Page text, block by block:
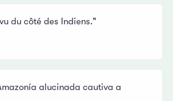
du côté des Indiens."
alucinada cautiva a